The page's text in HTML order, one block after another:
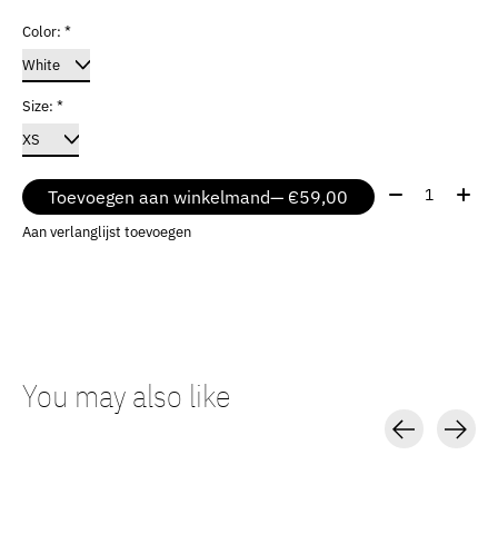
Color: *
Size: *
Toevoegen aan winkelmand — €59,00 Aantal:
Aan verlanglijst toevoegen
You may also like